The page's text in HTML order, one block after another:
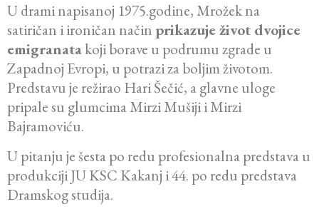
U drami napisanoj 1975.godine, Mrožek na
satiričan i ironičan način prikazuje život dvojice
emigranatakoji borave u podrumu zgrade u
Zapadnoj Evropi, u potrazi za boljim životom.
Predstavu je režirao Hari Šečić, a glavne uloge
pripale su glumcima Mirzi Mušiji i Mirzi
Bajramoviću.
U pitanju je šesta po redu profesionalna predstava u
produkciji JU KSC Kakanj i 44. po redu predstava
Dramskog studija.